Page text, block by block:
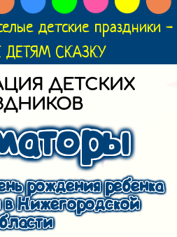
детские праздники -
ДЕТЯМ СКАЗКУ
ДЕТСКИХ
рождения ребенка
в Нижегородской